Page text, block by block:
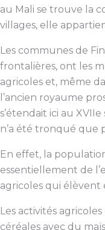
au Mali se trouve la
villages, elle
Les communes de
frontalières, ont les
agricoles et, même
l’ancien royaume
s’étendait ici au
n’a été tronqué que
En effet, la
essentiellement de
agricoles qui
Les activités
céréales avec du